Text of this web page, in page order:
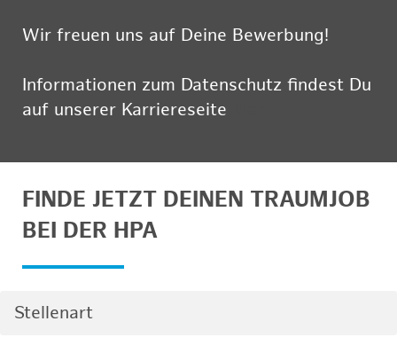
Wir freuen uns auf Deine Bewerbung!
Informationen zum Datenschutz findest Du
auf unserer Karriereseite
FINDE JETZT DEINEN TRAUMJOB
BEI DER HPA
Stellenart